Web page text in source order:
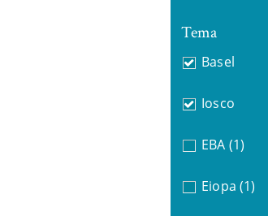
Tema
Basel
Iosco
EBA (1)
Eiopa (1)